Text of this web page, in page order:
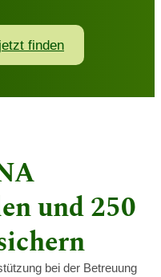
finden
und 250
bei der Betreuung